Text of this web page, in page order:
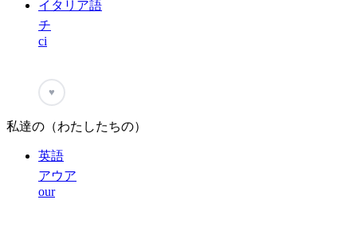
イタリア語
チ
ci
♥
私達の（わたしたちの）
英語
アウア
our